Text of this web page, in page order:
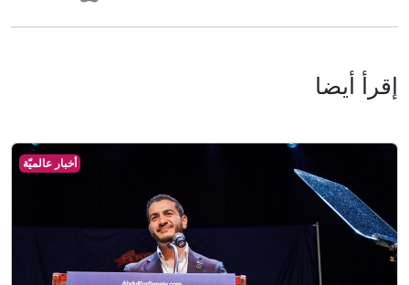
إقرأ أيضا
أخبار عالميّة